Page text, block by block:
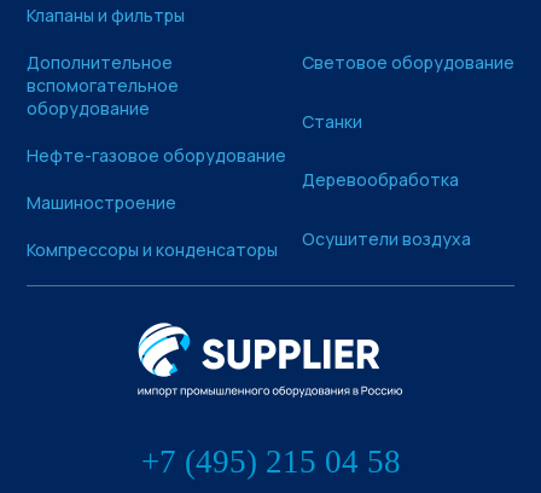
Клапаны и фильтры
Дополнительное
вспомогательное
оборудование
Нефте-газовое оборудование
Машиностроение
Компрессоры и конденсаторы
Световое оборудование
Станки
Деревообработка
Осушители воздуха
+7 (495) 215 04 58